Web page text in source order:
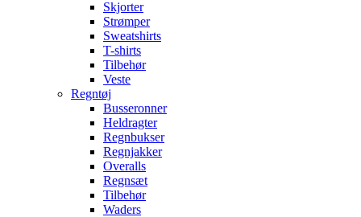
Skjorter
Strømper
Sweatshirts
T-shirts
Tilbehør
Veste
Regntøj
Busseronner
Heldragter
Regnbukser
Regnjakker
Overalls
Regnsæt
Tilbehør
Waders